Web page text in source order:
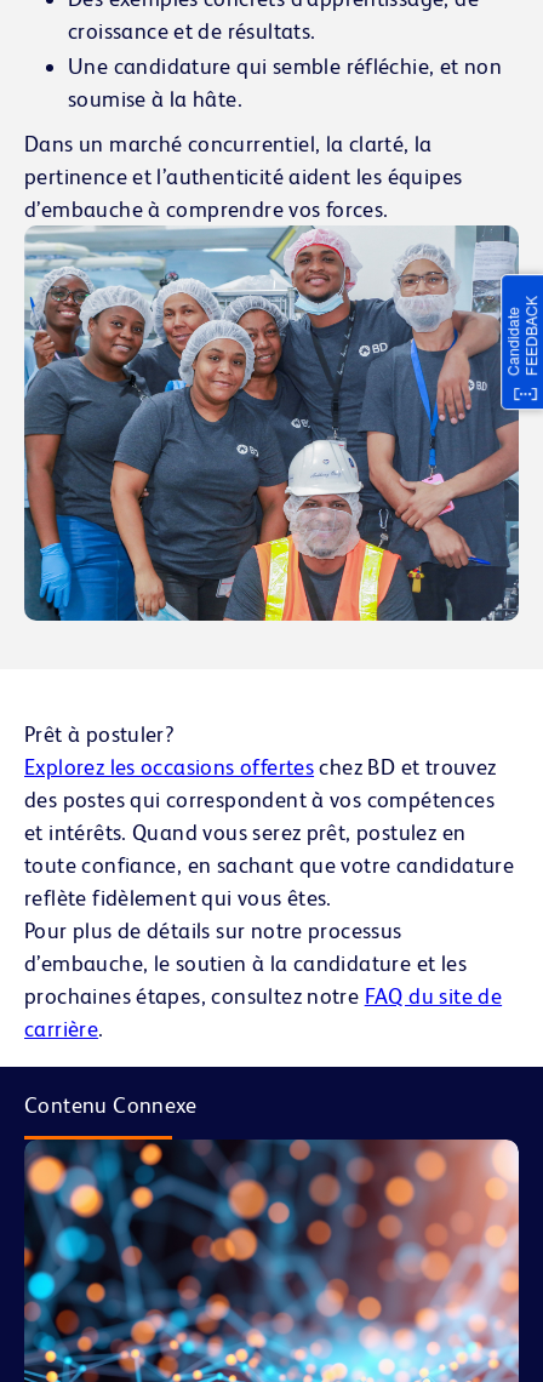
croissance et de résultats.
Une candidature qui semble réfléchie, et non
soumise à la hâte.
Dans un marché concurrentiel, la clarté, la
pertinence et l’authenticité aident les équipes
d’embauche à comprendre vos forces.
Prêt à postuler?
Explorez les occasions offerteschez BD et trouvez
des postes qui correspondent à vos compétences
et intérêts. Quand vous serez prêt, postulez en
toute confiance, en sachant que votre candidature
reflète fidèlement qui vous êtes.
Pour plus de détails sur notre processus
d’embauche, le soutien à la candidature et les
prochaines étapes, consultez notre FAQ du site de
carrière.
Contenu Connexe